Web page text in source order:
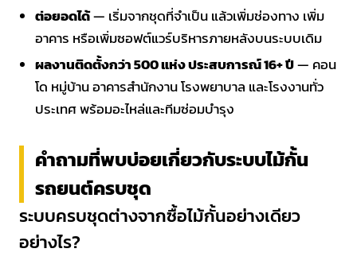
ต่อยอดได้— เริ่มจากชุดที่จำเป็น แล้วเพิ่มช่องทาง เพิ่ม
อาคาร หรือเพิ่มซอฟต์แวร์บริหารภายหลังบนระบบเดิม
ผลงานติดตั้งกว่า 500 แห่ง ประสบการณ์ 16+ ปี— คอน
โด หมู่บ้าน อาคารสำนักงาน โรงพยาบาล และโรงงานทั่ว
ประเทศ พร้อมอะไหล่และทีมซ่อมบำรุง
คำถามที่พบบ่อยเกี่ยวกับระบบไม้กั้น
รถยนต์ครบชุด
ระบบครบชุดต่างจากซื้อไม้กั้นอย่างเดียว
อย่างไร?